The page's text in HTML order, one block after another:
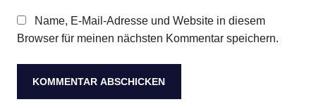
Name, E-Mail-Adresse und Website in diesem
Browser für meinen nächsten Kommentar speichern.